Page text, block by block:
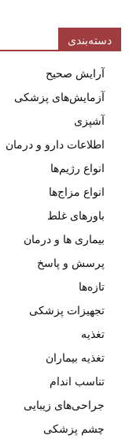
دسته‌بندی
آرایش صحیح
آزمایش‌های پزشکی
آشپزی
اطلاعات دارو و درمان
انواع رژیم‌ها
انواع مزاج‌ها
باورهای غلط
بیماری ها و درمان
پرسش و پاسخ
تازه‌ها
تجهیزات پزشکی
تغذیه
تغذیه بیماران
تناسب اندام
جراحی‌های زیبایی
چشم پزشکی